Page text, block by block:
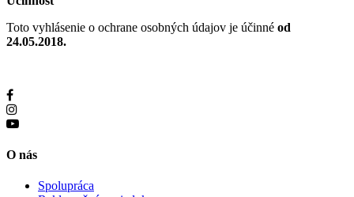
Toto vyhlásenie o ochrane osobných údajov je účinné od
24.05.2018.
O nás
Spolupráca